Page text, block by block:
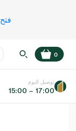
فتح
عر
0
توصيل اليوم
15:00 – 17:00